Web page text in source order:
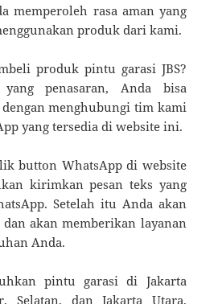
memperoleh rasa aman yang
produk dari kami.
produk pintu garasi JBS?
penasaran, Anda bisa
menghubungi tim kami
yang tersedia di website ini.
button WhatsApp di website
kirimkan pesan teks yang
Setelah itu Anda akan
akan memberikan layanan
Anda.
pintu garasi di Jakarta
Selatan, dan Jakarta Utara,